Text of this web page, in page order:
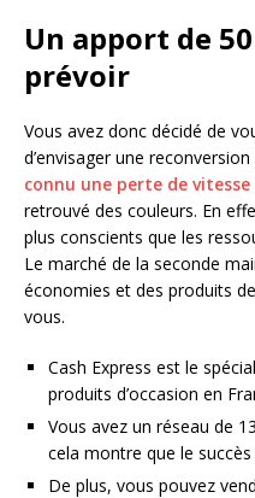
Un apport de
prévoir
Vous avez donc décidé de
d’envisager une
connu une perte de vitesse
retrouvé des couleurs. En
plus conscients que les
Le marché de la seconde
économies et des produits
vous.
Cash Express est le
produits d’occasion en
Vous avez un réseau de
cela montre que le
De plus, vous pouvez